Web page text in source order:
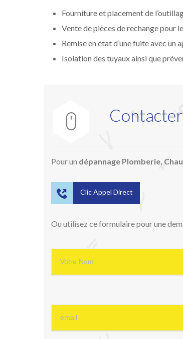
Fourniture et placement de
Vente de pièces de rechange pour
Remise en état d’une fuite avec un
Isolation des tuyaux ainsi que

Pour un dépannage Plomberie,
 Clic Appel Direct
Ou utilisez ce formulaire pour une